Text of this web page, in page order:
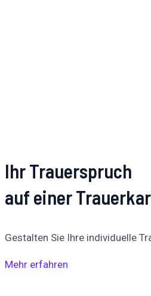
Ihr Trauerspruch
auf einer
Gestalten Sie Ihre individuelle
Mehr erfahren